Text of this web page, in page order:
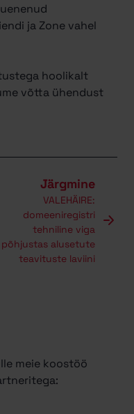
ja Zone vahel
hoolikalt
võtta ühendust
Järgmine
VALEHÄIRE:
domeeniregistri
tehniline viga
põhjustas alusetute
teavituste laviini
meie koostöö